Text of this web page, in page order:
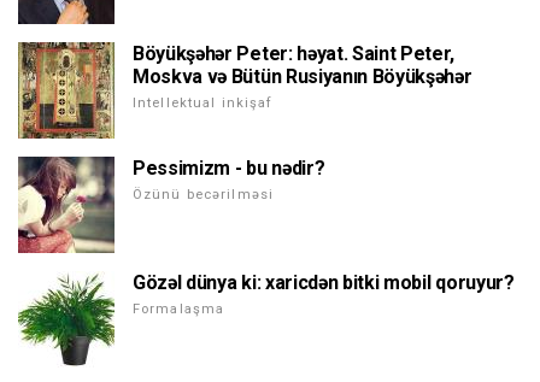
Böyükşəhər Peter: həyat. Saint Peter,
Moskva və Bütün Rusiyanın Böyükşəhər
Intellektual inkişaf
Pessimizm - bu nədir?
Özünü becərilməsi
Gözəl dünya ki: xaricdən bitki mobil qoruyur?
Formalaşma